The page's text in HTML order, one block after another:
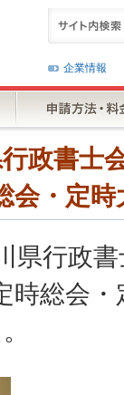
企業情報
政書士
会・定
行政書
時総会